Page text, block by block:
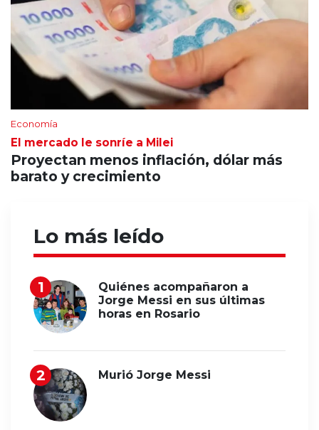
Economía
El mercado le sonríe a Milei
Proyectan menos inflación, dólar más
barato y crecimiento
Lo más leído
Quiénes acompañaron a
Jorge Messi en sus últimas
horas en Rosario
Murió Jorge Messi